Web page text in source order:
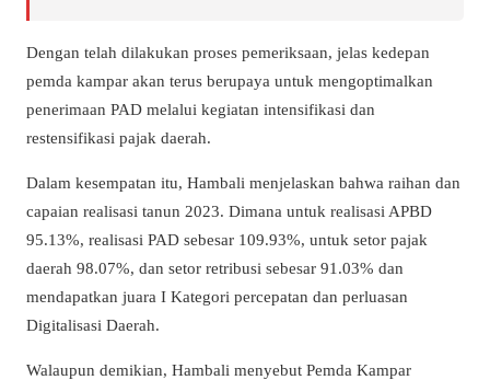
Dengan telah dilakukan proses pemeriksaan, jelas kedepan
pemda kampar akan terus berupaya untuk mengoptimalkan
penerimaan PAD melalui kegiatan intensifikasi dan
restensifikasi pajak daerah.
Dalam kesempatan itu, Hambali menjelaskan bahwa raihan dan
capaian realisasi tanun 2023. Dimana untuk realisasi APBD
95.13%, realisasi PAD sebesar 109.93%, untuk setor pajak
daerah 98.07%, dan setor retribusi sebesar 91.03% dan
mendapatkan juara I Kategori percepatan dan perluasan
Digitalisasi Daerah.
Walaupun demikian, Hambali menyebut Pemda Kampar